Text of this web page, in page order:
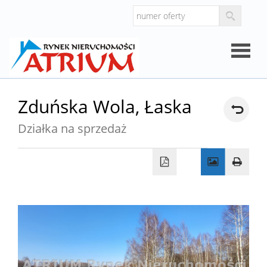
firmie
Domy
Zduńska Wola, Łaska
Działka na sprzedaż